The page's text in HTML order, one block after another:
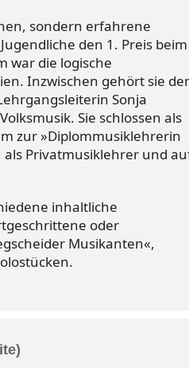
sondern erfahrene
den 1. Preis beim
war die logische
Inzwischen gehört sie
Sonja
Sie schlossen als
zur »Diplommusiklehrerin
als Privatmusiklehrer und
inhaltliche
oder
Musikanten«,